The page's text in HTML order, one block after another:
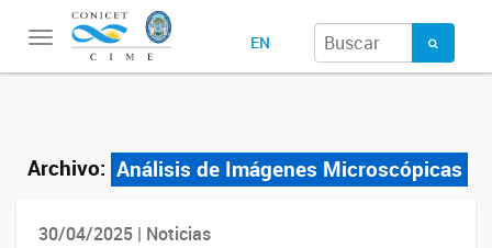
Toggle
navigation
EN
Archivo: Análisis de Imágenes Microscópicas
30/04/2025 | Noticias